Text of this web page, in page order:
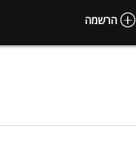
הרשמה